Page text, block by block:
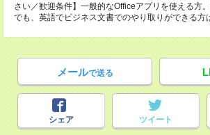
さい／歓迎条件】一般的なOfficeアプリを使える方
でも、英語でビジネス文書でのやり取りができる方
メールで送る
シェア ツイート